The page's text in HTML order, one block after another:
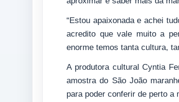
“Estou apaixonada e achei
acredito que vale muito a
enorme temos tanta cultura,
A produtora cultural Cyntia
amostra do São João
para poder conferir de perto a